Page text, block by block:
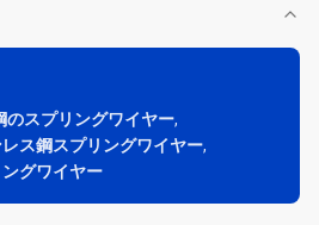
のスプリングワイヤー,
ス鋼スプリングワイヤー,
グワイヤー